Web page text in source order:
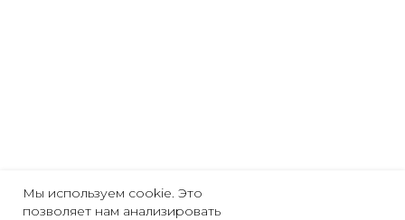
Мы используем cookie. Это
позволяет нам анализировать